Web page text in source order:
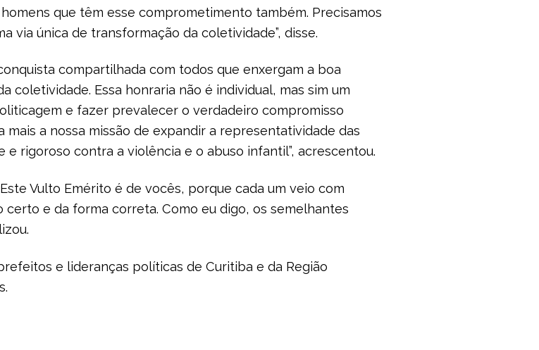
que têm esse comprometimento também. Precisamos
via única de transformação da coletividade”, disse.
compartilhada com todos que enxergam a boa
coletividade. Essa honraria não é individual, mas sim um
e fazer prevalecer o verdadeiro compromisso
a nossa missão de expandir a representatividade das
rigoroso contra a violência e o abuso infantil”, acrescentou.
Vulto Emérito é de vocês, porque cada um veio com
e da forma correta. Como eu digo, os semelhantes
e lideranças políticas de Curitiba e da Região